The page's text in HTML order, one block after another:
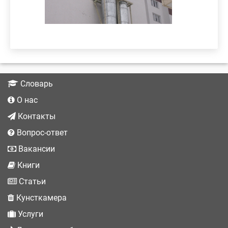
Словарь
О нас
Контакты
Вопрос-ответ
Вакансии
Книги
Статьи
Кунсткамера
Услуги